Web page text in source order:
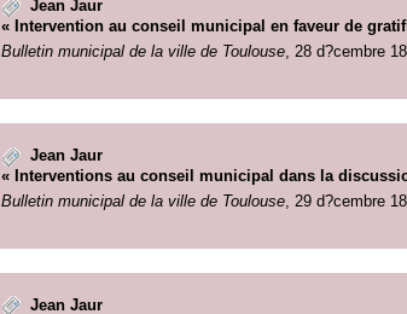
Jean Jaur
« Intervention au conseil municipal en faveur de
Bulletin municipal de la ville de Toulouse, 28 d?cembre
Jean Jaur
« Interventions au conseil municipal dans la
Bulletin municipal de la ville de Toulouse, 29 d?cembre
Jean Jaur